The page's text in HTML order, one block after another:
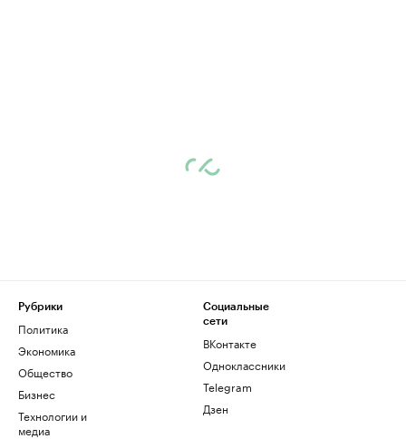
Рубрики
Политика
Экономика
Общество
Бизнес
Технологии и
медиа
Социальные
сети
ВКонтакте
Одноклассники
Telegram
Дзен